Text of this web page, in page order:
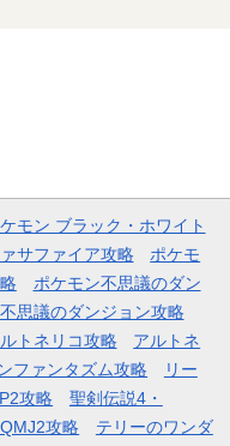
モン ブラック・ホワイト
サファイア攻略
ポケモ
ポケモン不思議のダン
思議のダンジョン攻略
トネリコ攻略
アルトネ
ファンタズム攻略
リー
攻略
聖剣伝説4・
攻略 テリーのワンダ